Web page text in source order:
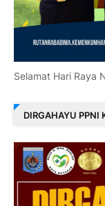
Selamat Hari Raya
DIRGAHAYU PPNI